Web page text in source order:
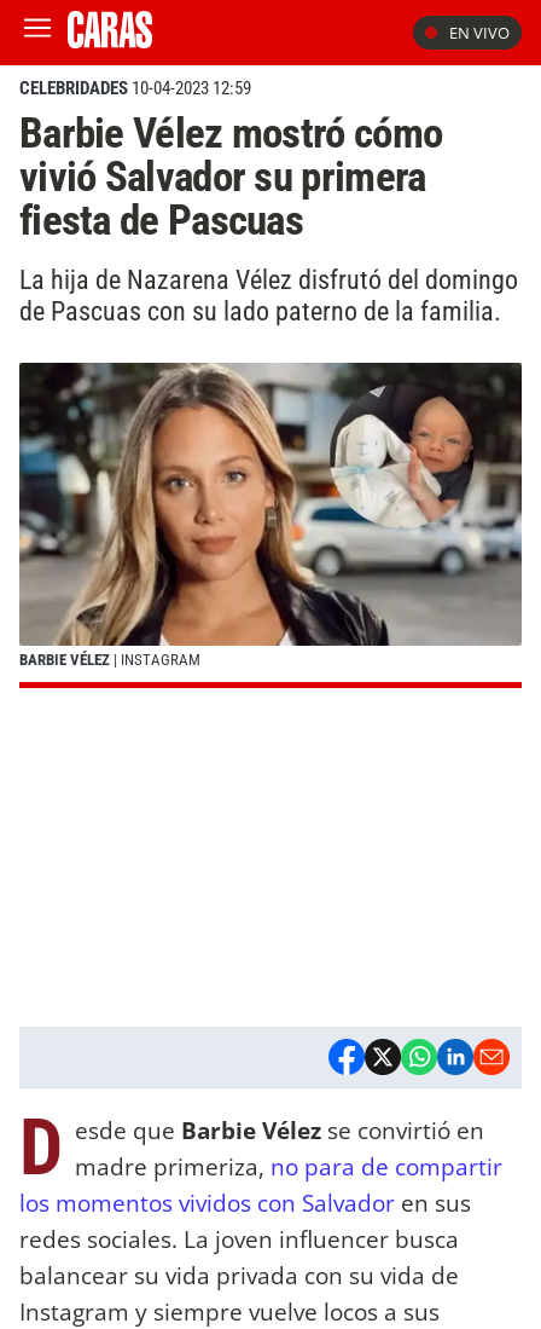
EN VIVO
CELEBRIDADES 10-04-2023 12:59
Barbie Vélez mostró cómo
vivió Salvador su primera
fiesta de Pascuas
La hija de Nazarena Vélez disfrutó del domingo
de Pascuas con su lado paterno de la familia.
BARBIE VÉLEZ | INSTAGRAM
D esde que Barbie Vélez se convirtió en
madre primeriza, no para de compartir
los momentos vividos con Salvador en sus
redes sociales. La joven influencer busca
balancear su vida privada con su vida de
Instagram y siempre vuelve locos a sus